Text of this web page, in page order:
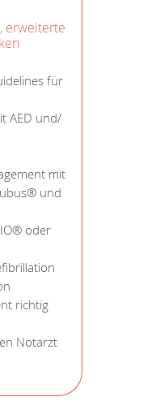
erweiterte
für
AED und/
mit
und
oder
richtig
Notarzt